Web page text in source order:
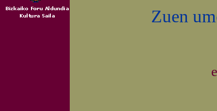
Zuen